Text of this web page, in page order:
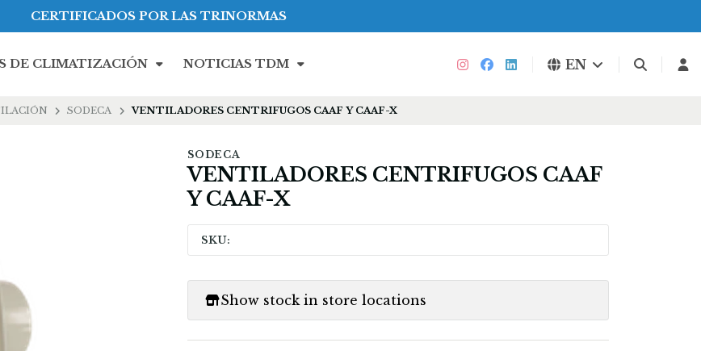
DE CLIMATIZACIÓN NOTICIAS TDM EN
CERTIFICADOS POR LAS TRINORMAS
SODECA VENTILADORES CENTRIFUGOS CAAF Y CAAF-X
SODECA
VENTILADORES CENTRIFUGOS CAAF
Y CAAF-X
SKU:
Show stock in store locations